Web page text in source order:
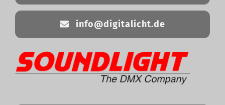
info@digitalicht.de